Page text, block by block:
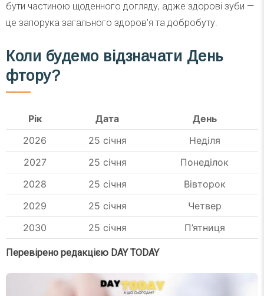
бути частиною щоденного догляду, адже здорові зуби —
це запорука загального здоров’я та добробуту.
Коли будемо відзначати День
фтору?
Рік Дата
День
2026
25 січня
Неділя
2027
25 січня
Понеділок
2028
25 січня
Вівторок
2029
25 січня
Четвер
2030
25 січня П’ятниця
Перевірено редакцією DAY TODAY